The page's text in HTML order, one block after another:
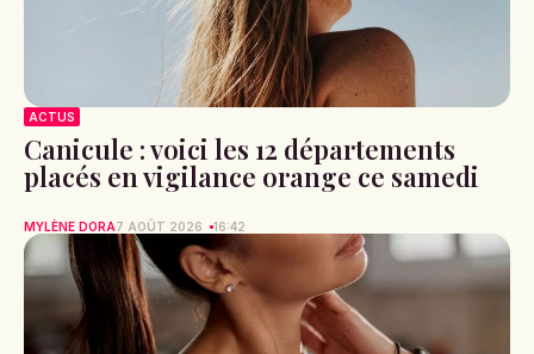
ACTUS
Canicule : voici les 12 départements
placés en vigilance orange ce samedi
MYLÈNE DORA7 AOÛT 2026 16:42